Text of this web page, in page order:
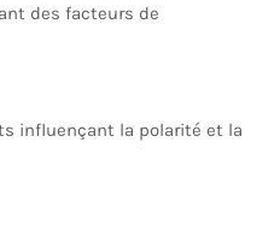
des facteurs de
influençant la polarité et la